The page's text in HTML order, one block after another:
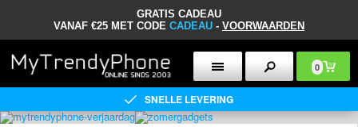
GRATIS CADEAU
VANAF €25 MET CODE CADEAU - VOORWAARDEN
0
SNELLE LEVERING